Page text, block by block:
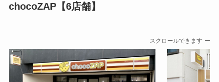
chocoZAP【6店舗】
スクロールできます